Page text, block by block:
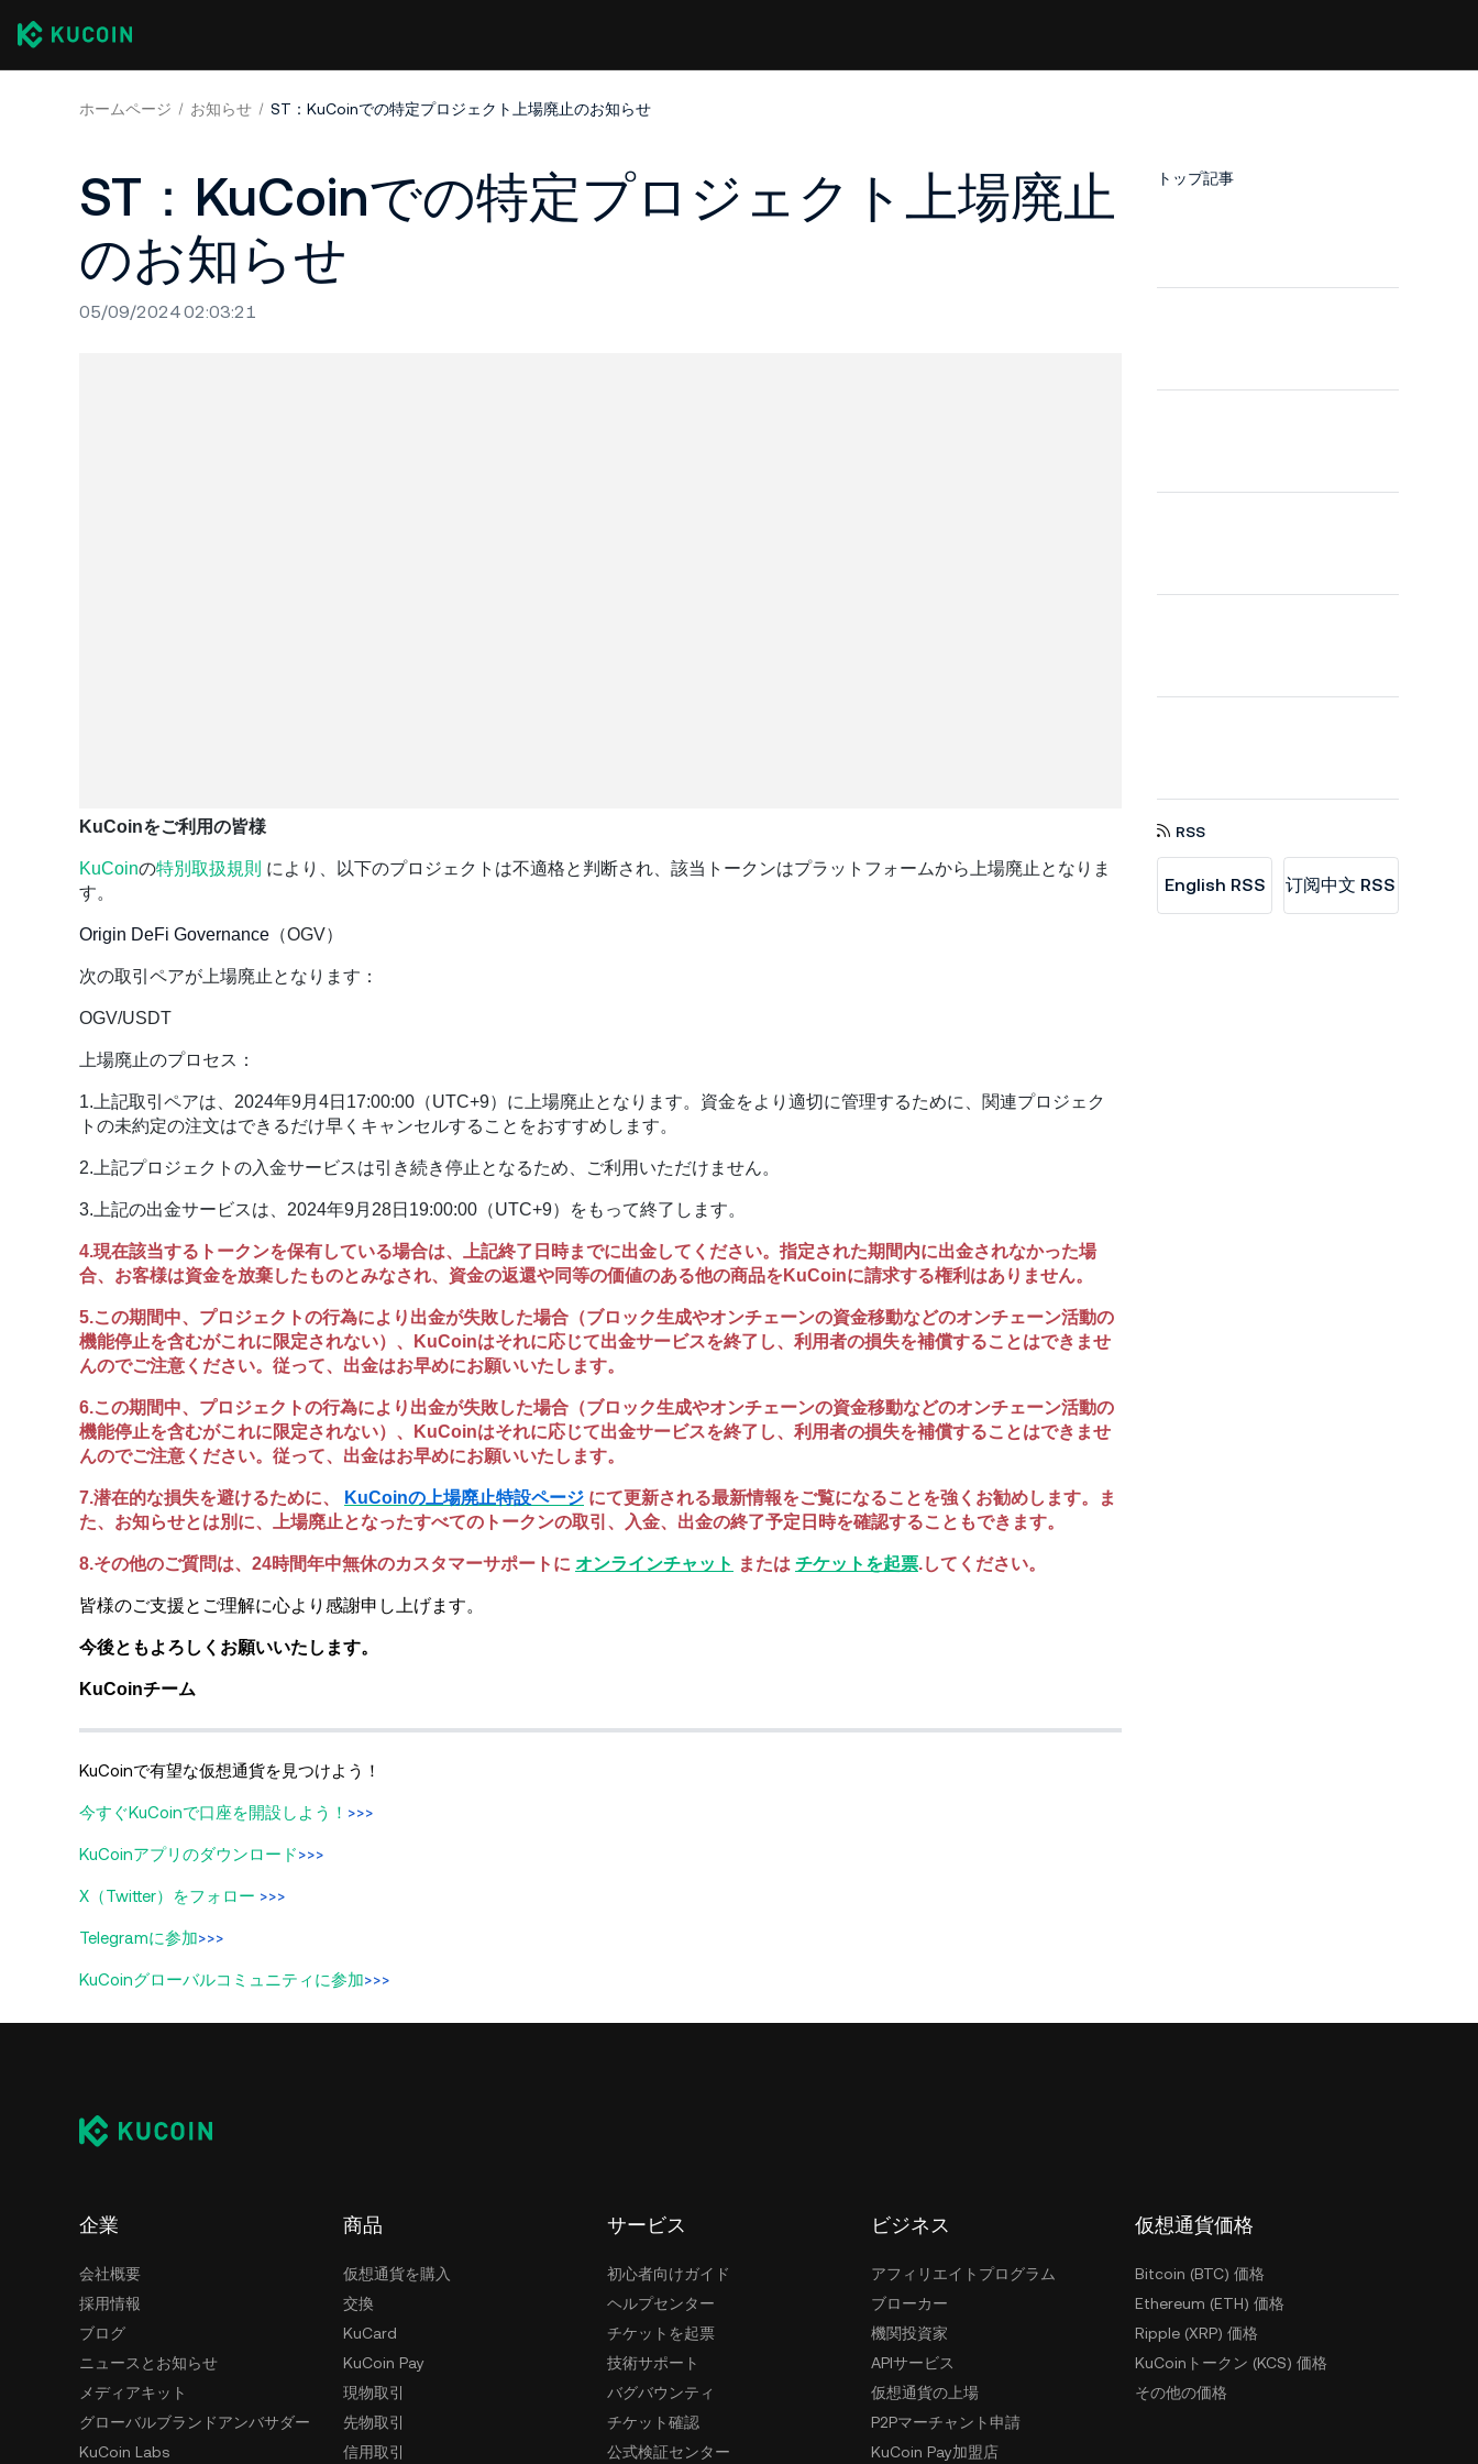
ホームページ お知らせ ST：KuCoinでの特定プロジェクト上場廃止のお知らせ
ST：KuCoinでの特定プロジェクト上場廃止
のお知らせ
05/09/2024 02:03:21
KuCoinをご利用の皆様
KuCoinの特別取扱規則 により、
以下のプロジェクトは不適格と判断され、該当トークンはプラットフォームから上場廃止となりま
す。
Origin DeFi Governance （OGV）
次の取引ペアが上場廃止となります：
OGV/USDT
上場廃止のプロセス：
1.上記取引ペアは、2024年9月4日17:00:00（UTC+9）に上場廃止となります。資金をより適切に管理するために、関連プロジェク
トの未約定の注文はできるだけ早くキャンセルすることをおすすめします。
2.上記プロジェクトの入金サービスは引き続き停止となるため、ご利用いただけません。
3.上記の出金サービスは、2024年9月28日19:00:00（UTC+9）をもって終了します。
4.現在該当するトークンを保有している場合は、上記終了日時までに出金してください。指定された期間内に出金されなかった場
合、お客様は資金を放棄したものとみなされ、資金の返還や同等の価値のある他の商品をKuCoinに請求する権利はありません。
5.この期間中、プロジェクトの行為により出金が失敗した場合（ブロック生成やオンチェーンの資金移動などのオンチェーン活動の
機能停止を含むがこれに限定されない）、KuCoinはそれに応じて出金サービスを終了し、利用者の損失を補償することはできませ
んのでご注意ください。従って、出金はお早めにお願いいたします。
6.この期間中、プロジェクトの行為により出金が失敗した場合（ブロック生成やオンチェーンの資金移動などのオンチェーン活動の
機能停止を含むがこれに限定されない）、KuCoinはそれに応じて出金サービスを終了し、利用者の損失を補償することはできませ
んのでご注意ください。従って、出金はお早めにお願いいたします。
7.潜在的な損失を避けるために、 KuCoinの上場廃止特設ページ にて更新される最新情報をご覧になることを強くお勧めします。ま
た、お知らせとは別に、上場廃止となったすべてのトークンの取引、入金、出金の終了予定日時を確認することもできます。
8.その他のご質問は、24時間年中無休のカスタマーサポートに オンラインチャット または チケットを起票.してください。
皆様のご支援とご理解に心より感謝申し上げます。
今後ともよろしくお願いいたします。
KuCoinチーム
KuCoinで有望な仮想通貨を見つけよう！
今すぐKuCoinで口座を開設しよう！ >>>
KuCoinアプリのダウンロード>>>
X（Twitter）をフォロー >>>
Telegramに参加>>>
KuCoinグローバルコミュニティに参加>>>
トップ記事
RSS
English RSS 订阅中文 RSS
企業
会社概要
採用情報
ブログ
ニュースとお知らせ
メディアキット
グローバルブランドアンバサダー
KuCoin Labs
商品
仮想通貨を購入
交換
KuCard
KuCoin Pay
現物取引
先物取引
信用取引
サービス
初心者向けガイド
ヘルプセンター
チケットを起票
技術サポート
バグバウンティ
チケット確認
公式検証センター
ビジネス
アフィリエイトプログラム
ブローカー
機関投資家
APIサービス
仮想通貨の上場
P2Pマーチャント申請
KuCoin Pay加盟店
仮想通貨価格
Bitcoin (BTC) 価格
Ethereum (ETH) 価格
Ripple (XRP) 価格
KuCoinトークン (KCS) 価格
その他の価格